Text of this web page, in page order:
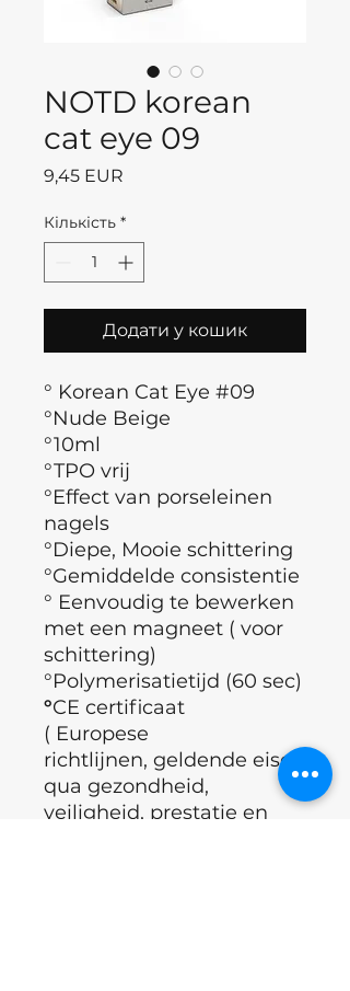
NOTD korean
cat eye 09
9,45 EUR
Кількість *
Додати у кошик
° Korean Cat Eye #09
°Nude Beige
°10ml
°TPO vrij
°Effect van porseleinen
nagels
°Diepe, Mooie schittering
°Gemiddelde consistentie
° Eenvoudig te bewerken
met een magneet ( voor
schittering)
°Polymerisatietijd (60 sec)
°CE certificaat
( Europese
richtlijnen, geldende eisen
qua gezondheid,
veiligheid, prestatie en